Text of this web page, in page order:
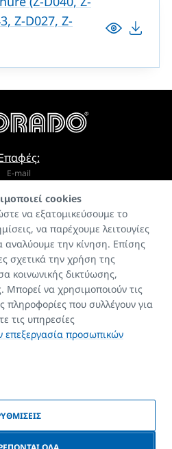
Z-D027, Z-
E-mail
FAQ
απόBlueGhost|Πολιτική cookies
προσωπικών στοιχείων
cookies
να εξατομικεύσουμε το
να παρέχουμε λειτουγίες
αναλύουμε την κίνηση. Επίσης
σχετικά την χρήση της
κοινωνικής δικτύωσης,
Μπορεί να χρησιμοποιούν τις
πληροφορίες που συλλέγουν για
τις υπηρεσίες
επεξεργασία προσωπικών